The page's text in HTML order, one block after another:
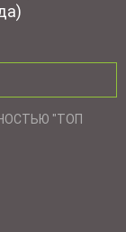
"ТОП